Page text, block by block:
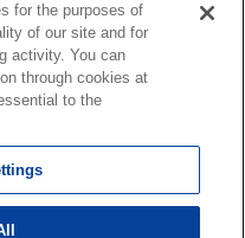
サイト・システム向け地
ト MapFan DB 住所確認
Geo-Research
for the purposes of
of our site and for
activity. You can
through cookies at
to the